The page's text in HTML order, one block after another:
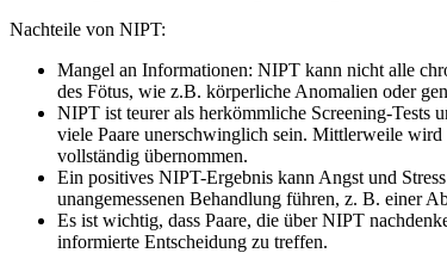
Nachteile von NIPT:
Mangel an Informationen: NIPT kann nicht alle
des Fötus, wie z.B. körperliche Anomalien oder
NIPT ist teurer als herkömmliche Screening-Tests
viele Paare unerschwinglich sein. Mittlerweile
vollständig übernommen.
Ein positives NIPT-Ergebnis kann Angst und
unangemessenen Behandlung führen, z. B. einer
Es ist wichtig, dass Paare, die über NIPT
informierte Entscheidung zu treffen.